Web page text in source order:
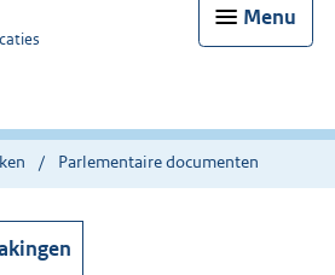
Menu
Parlementaire documenten